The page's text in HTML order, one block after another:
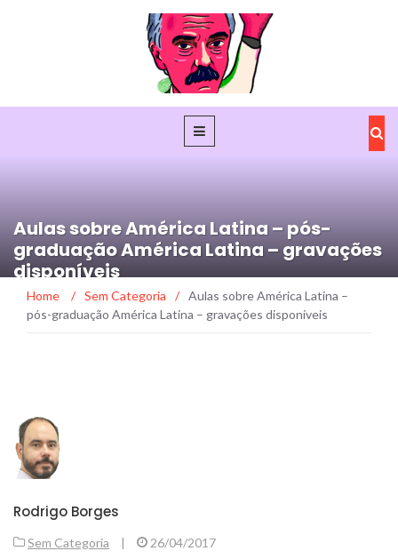
Aulas sobre América Latina – pós-
graduação América Latina – gravações
disponíveis
Home / Sem Categoria / Aulas sobre América Latina –
pós-graduação América Latina – gravações disponíveis
Rodrigo Borges
Sem Categoria | 26/04/2017